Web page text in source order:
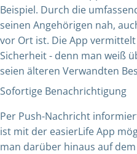
Beispiel. Durch die
seinen Angehörigen nah,
vor Ort ist. Die App
Sicherheit - denn man weiß
seien älteren Verwandten
Sofortige Benachrichtigung
Per Push-Nachricht
ist mit der easierLife App
man darüber hinaus auf